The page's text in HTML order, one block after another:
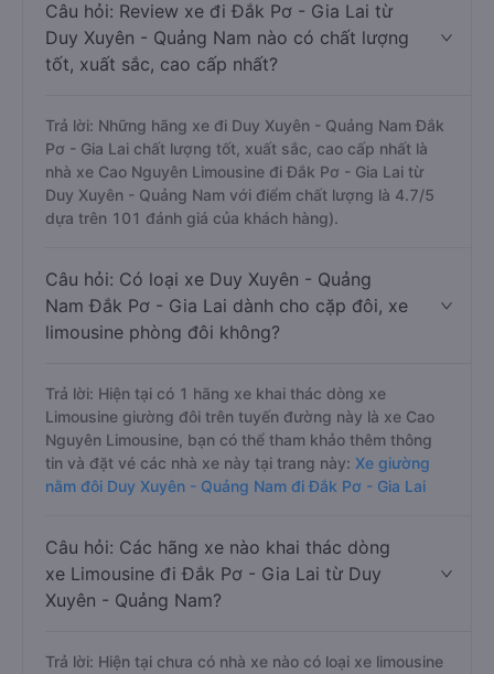
Câu hỏi: Review xe đi Đắk Pơ - Gia Lai từ
Duy Xuyên - Quảng Nam nào có chất lượng
tốt, xuất sắc, cao cấp nhất?
Trả lời: Những hãng xe đi Duy Xuyên - Quảng Nam Đắk
Pơ - Gia Lai chất lượng tốt, xuất sắc, cao cấp nhất là
nhà xe Cao Nguyên Limousine đi Đắk Pơ - Gia Lai từ
Duy Xuyên - Quảng Nam với điểm chất lượng là 4.7/5
dựa trên 101 đánh giá của khách hàng).
Câu hỏi: Có loại xe Duy Xuyên - Quảng
Nam Đắk Pơ - Gia Lai dành cho cặp đôi, xe
limousine phòng đôi không?
Trả lời: Hiện tại có 1 hãng xe khai thác dòng xe
Limousine giường đôi trên tuyến đường này là xe Cao
Nguyên Limousine, bạn có thể tham khảo thêm thông
tin và đặt vé các nhà xe này tại trang này: Xe giường
nằm đôi Duy Xuyên - Quảng Nam đi Đắk Pơ - Gia Lai
Câu hỏi: Các hãng xe nào khai thác dòng
xe Limousine đi Đắk Pơ - Gia Lai từ Duy
Xuyên - Quảng Nam?
Trả lời: Hiện tại chưa có nhà xe nào có loại xe limousine